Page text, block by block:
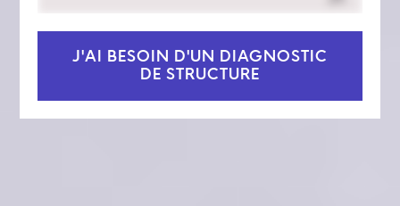
J'AI BESOIN D'UN DIAGNOSTIC
DE STRUCTURE